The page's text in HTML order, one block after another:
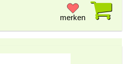
merken